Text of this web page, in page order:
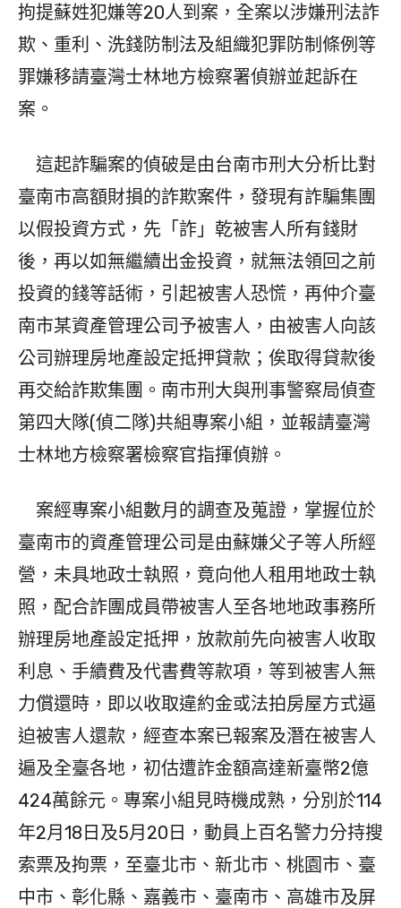
拘提蘇姓犯嫌等20人到案，全案以涉嫌刑法詐
欺、重利、洗錢防制法及組織犯罪防制條例等
罪嫌移請臺灣士林地方檢察署偵辦並起訴在
案。
這起詐騙案的偵破是由台南市刑大分析比對
臺南市高額財損的詐欺案件，發現有詐騙集團
以假投資方式，先「詐」乾被害人所有錢財
後，再以如無繼續出金投資，就無法領回之前
投資的錢等話術，引起被害人恐慌，再仲介臺
南市某資產管理公司予被害人，由被害人向該
公司辦理房地產設定抵押貸款；俟取得貸款後
再交給詐欺集團。南市刑大與刑事警察局偵查
第四大隊(偵二隊)共組專案小組，並報請臺灣
士林地方檢察署檢察官指揮偵辦。
案經專案小組數月的調查及蒐證，掌握位於
臺南市的資產管理公司是由蘇嫌父子等人所經
營，未具地政士執照，竟向他人租用地政士執
照，配合詐團成員帶被害人至各地地政事務所
辦理房地產設定抵押，放款前先向被害人收取
利息、手續費及代書費等款項，等到被害人無
力償還時，即以收取違約金或法拍房屋方式逼
迫被害人還款，經查本案已報案及潛在被害人
遍及全臺各地，初估遭詐金額高達新臺幣2億
424萬餘元。專案小組見時機成熟，分別於114
年2月18日及5月20日，動員上百名警力分持搜
索票及拘票，至臺北市、新北市、桃園市、臺
中市、彰化縣、嘉義市、臺南市、高雄市及屏